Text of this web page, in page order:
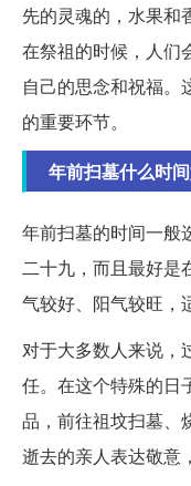
先的灵魂的，水果和
在祭祖的时候，人们
自己的思念和祝福。
的重要环节。
年前扫墓什么时
年前扫墓的时间一般
二十九，而且最好是
气较好、阳气较旺，
对于大多数人来说，
任。在这个特殊的日
品，前往祖坟扫墓、
逝去的亲人表达敬意